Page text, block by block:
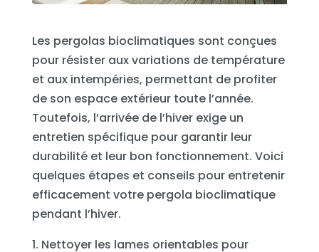
Les pergolas bioclimatiques sont conçues
pour résister aux variations de température
et aux intempéries, permettant de profiter
de son espace extérieur toute l’année.
Toutefois, l’arrivée de l’hiver exige un
entretien spécifique pour garantir leur
durabilité et leur bon fonctionnement. Voici
quelques étapes et conseils pour entretenir
efficacement votre pergola bioclimatique
pendant l’hiver.
1. Nettoyer les lames orientables pour